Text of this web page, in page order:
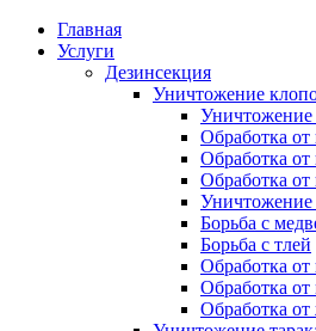
Главная
Услуги
Дезинсекция
Уничтожение
Уничтожение
Обработка от
Обработка от
Обработка от
Уничтожение
Борьба с
Борьба с тлей
Обработка
Обработка от
Обработка от